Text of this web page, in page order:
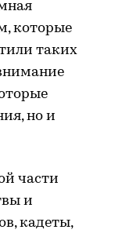
которые
таких
но и
части
и
кадеты,